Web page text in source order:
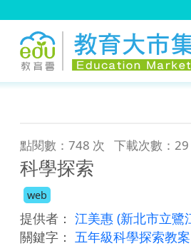
點閱數：748 次 下載次數：29
科學探索
web
提供者： 江美惠 (新北市立鷺
關鍵字： 五年級科學探索教案